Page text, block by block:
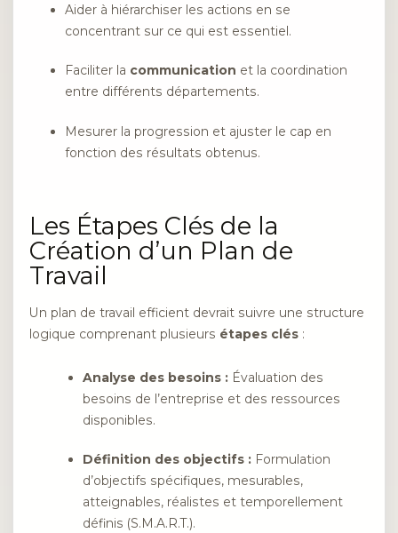
Aider à hiérarchiser les actions en se
concentrant sur ce qui est essentiel.
Faciliter la communication et la coordination
entre différents départements.
Mesurer la progression et ajuster le cap en
fonction des résultats obtenus.
Les Étapes Clés de la
Création d’un Plan de
Travail
Un plan de travail efficient devrait suivre une structure
logique comprenant plusieurs étapes clés :
Analyse des besoins : Évaluation des
besoins de l’entreprise et des ressources
disponibles.
Définition des objectifs : Formulation
d’objectifs spécifiques, mesurables,
atteignables, réalistes et temporellement
définis (S.M.A.R.T.).